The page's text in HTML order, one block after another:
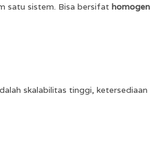
satu sistem. Bisa bersifat homogen
skalabilitas tinggi,